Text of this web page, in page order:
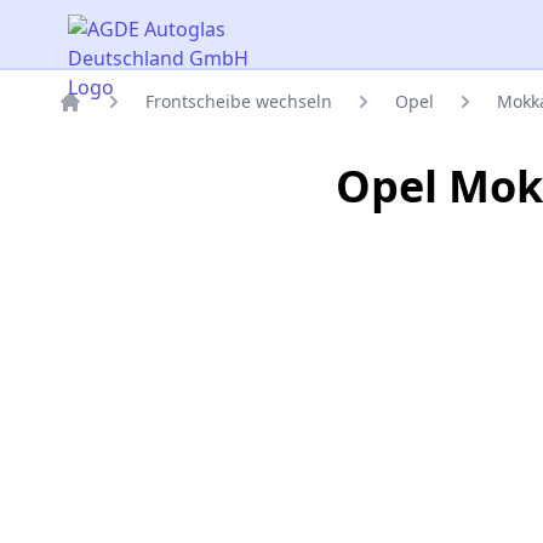
AGDE Autoglas Deutschland GmbH
Frontscheibe wechseln Opel
Opel